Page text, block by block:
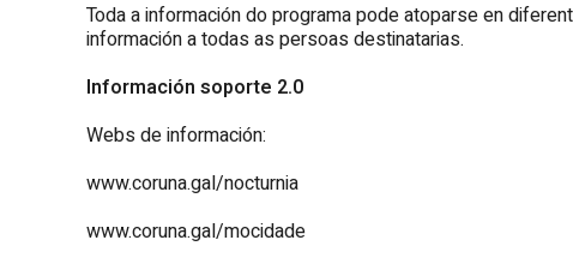
Toda a información do programa pode atoparse en
información a todas as persoas destinatarias.
Información soporte 2.0
Webs de información:
www.coruna.gal/nocturnia
www.coruna.gal/mocidade